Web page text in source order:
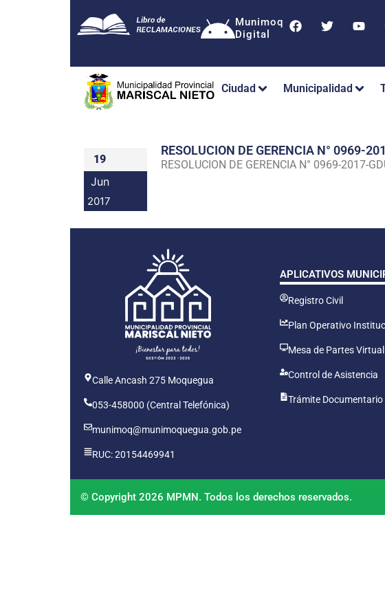
Munimoq
Digital
Ciudad Municipalidad
19
Jun
2017
RESOLUCION DE GERENCIA N° 0969-
RESOLUCION DE GERENCIA N° 0969-2017-
Calle Ancash 275 Moquegua
053-458000 (Central Telefónica)
munimoq@munimoquegua.gob.pe
RUC: 20154469941
APLICATIVOS
Registro Civil
Plan Operativo
Mesa de Partes Virtual
Control de Asistencia
Trámite Documentario
© Copyright 2026 MPMN. Todos los derechos reservados.